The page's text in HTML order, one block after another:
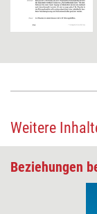
Weitere
Beziehungen